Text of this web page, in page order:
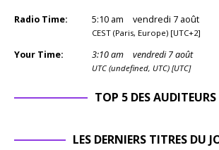
Radio Time: 5:10 am vendredi 7 août
CEST (Paris, Europe) [UTC+2]
Your Time: 3:10am vendredi 7 août
UTC (undefined, UTC) [UTC]
TOP 5 DES AUDITEURS
LES DERNIERS TITRES DU